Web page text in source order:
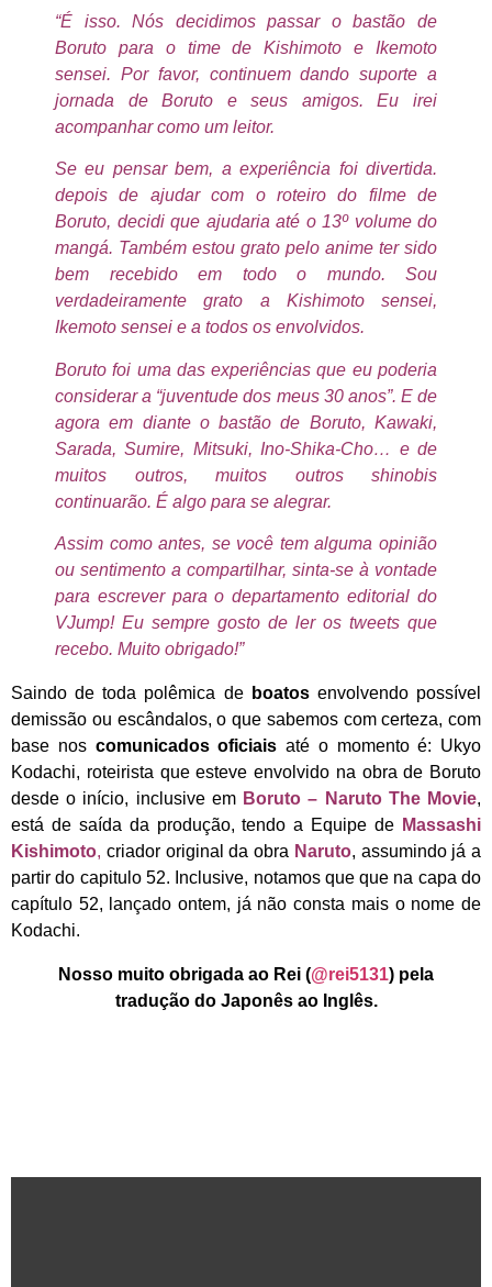
“É isso. Nós decidimos passar o bastão de
Boruto para o time de Kishimoto e Ikemoto
sensei. Por favor, continuem dando suporte a
jornada de Boruto e seus amigos. Eu irei
acompanhar como um leitor.
Se eu pensar bem, a experiência foi divertida.
depois de ajudar com o roteiro do filme de
Boruto, decidi que ajudaria até o 13º volume do
mangá. Também estou grato pelo anime ter sido
bem recebido em todo o mundo. Sou
verdadeiramente grato a Kishimoto sensei,
Ikemoto sensei e a todos os envolvidos.
Boruto foi uma das experiências que eu poderia
considerar a “juventude dos meus 30 anos”. E de
agora em diante o bastão de Boruto, Kawaki,
Sarada, Sumire, Mitsuki, Ino-Shika-Cho… e de
muitos outros, muitos outros shinobis
continuarão. É algo para se alegrar.
Assim como antes, se você tem alguma opinião
ou sentimento a compartilhar, sinta-se à vontade
para escrever para o departamento editorial do
VJump! Eu sempre gosto de ler os tweets que
recebo. Muito obrigado!”
Saindo de toda polêmica de boatosenvolvendo possível
demissão ou escândalos, o que sabemos com certeza, com
base nos comunicados oficiais até o momento é: Ukyo
Kodachi, roteirista que esteve envolvido na obra de Boruto
desde o início, inclusive em Boruto – Naruto The Movie,
está de saída da produção, tendo a Equipe de Massashi
Kishimoto, criador original da obra Naruto, assumindo já a
partir do capitulo 52. Inclusive, notamos que que na capa do
capítulo 52, lançado ontem, já não consta mais o nome de
Kodachi.
Nosso muito obrigada ao Rei (@rei5131) pela
tradução do Japonês ao Inglês.